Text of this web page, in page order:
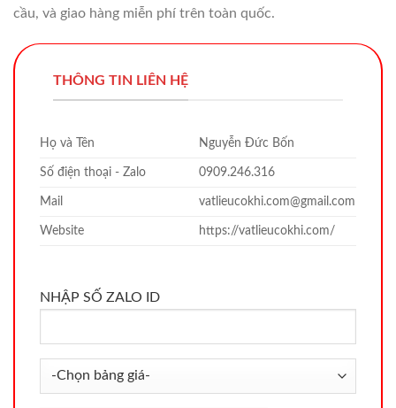
cầu, và giao hàng miễn phí trên toàn quốc.
THÔNG TIN LIÊN HỆ
Họ và Tên Nguyễn Đức Bốn
Số điện thoại - Zalo 0909.246.316
Mail vatlieucokhi.com@gmail.com
Website https://vatlieucokhi.com/
NHẬP SỐ ZALO ID